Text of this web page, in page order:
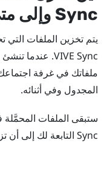
Sync وإلى
يتم تخزين الملفات
VIVE Sync. عندما
ملفاتك في غرفة
المجدول وفي أثنائه.
ستبقى الملفات
Sync التابعة لك إلى أن